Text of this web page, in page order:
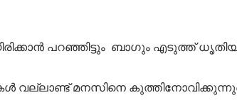
പറഞ്ഞിട്ടും ബാഗും എടുത്ത്
വല്ലാണ്ട് മനസിനെ